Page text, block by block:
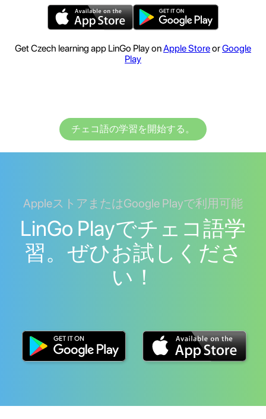
Get Czech learning app LinGo Play onApple StoreorGoogle
Play
チェコ語の学習を開始する。
AppleストアまたはGoogle Playで利用可能
LinGo Playでチェコ語学
習。ぜひお試しくださ
い！